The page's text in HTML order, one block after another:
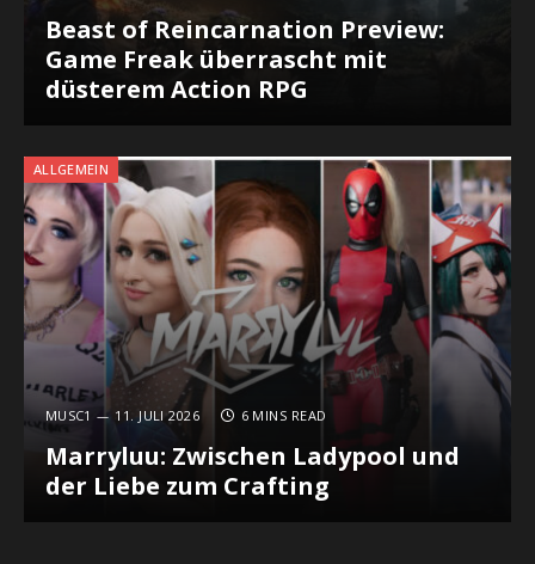
Beast of Reincarnation Preview:
Game Freak überrascht mit
düsterem Action RPG
ALLGEMEIN
MUSC1 11. JULI 2026 6 MINS READ
Marryluu: Zwischen Ladypool und
der Liebe zum Crafting